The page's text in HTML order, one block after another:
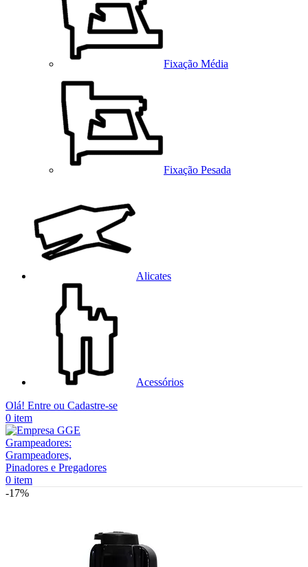
Fixação Média
Fixação Pesada
Alicates
Acessórios
Olá! Entre ou Cadastre-se
0 item
0 item
-17%